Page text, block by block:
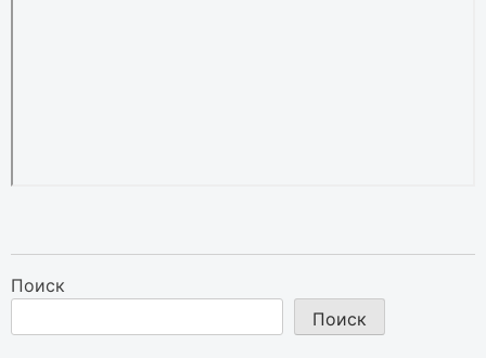
Поиск
Поиск